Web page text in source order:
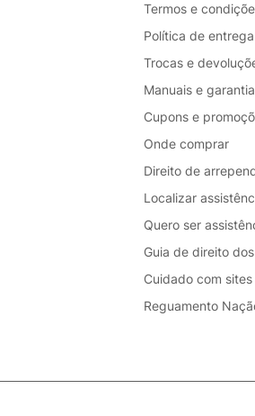
Termos e
Política de entrega
Trocas e
Manuais e
Cupons e
Onde comprar
Direito de
Localizar
Quero ser
Guia de direito
Cuidado com
Reguamento